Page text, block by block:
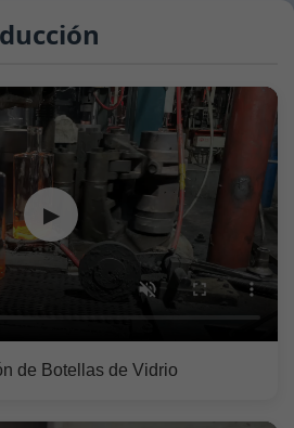
▶
de Botellas de Vidrio